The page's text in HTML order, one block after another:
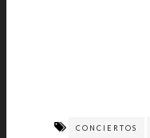
CONCIERTOS